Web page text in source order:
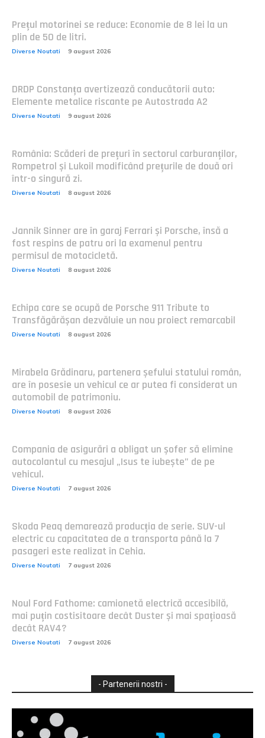
Prețul motorinei se reduce: Economie de 8 lei la un
plin de 50 de litri.
Diverse Noutati 9 august 2026
DRDP Constanța avertizează conducătorii auto:
Elemente metalice riscante pe Autostrada A2
Diverse Noutati 9 august 2026
România: Scăderi de prețuri în sectorul carburanților,
Rompetrol și Lukoil modificând prețurile de două ori
într-o singură zi.
Diverse Noutati 8 august 2026
Jannik Sinner are în garaj Ferrari și Porsche, însă a
fost respins de patru ori la examenul pentru
permisul de motocicletă.
Diverse Noutati 8 august 2026
Echipa care se ocupă de Porsche 911 Tribute to
Transfăgărășan dezvăluie un nou proiect remarcabil
Diverse Noutati 8 august 2026
Mirabela Grădinaru, partenera șefului statului român,
are în posesie un vehicul ce ar putea fi considerat un
automobil de patrimoniu.
Diverse Noutati 8 august 2026
Compania de asigurări a obligat un șofer să elimine
autocolantul cu mesajul „Isus te iubește” de pe
vehicul.
Diverse Noutati 7 august 2026
Skoda Peaq demarează producția de serie. SUV-ul
electric cu capacitatea de a transporta până la 7
pasageri este realizat în Cehia.
Diverse Noutati 7 august 2026
Noul Ford Fathome: camionetă electrică accesibilă,
mai puțin costisitoare decât Duster și mai spațioasă
decât RAV4?
Diverse Noutati 7 august 2026
- Partenerii nostri -